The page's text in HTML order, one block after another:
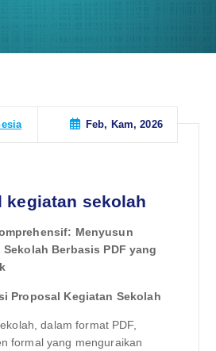
Feb, Kam, 2026
kegiatan sekolah
Menyusun
Berbasis PDF yang
Proposal Kegiatan Sekolah
dalam format PDF,
formal yang menguraikan